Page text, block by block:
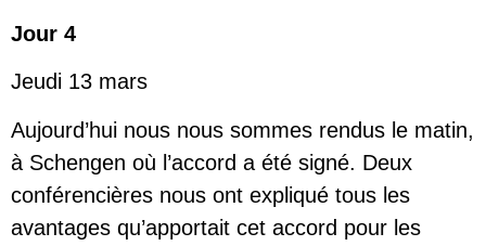
Jour 4
Jeudi 13 mars
Aujourd’hui nous nous sommes rendus le matin,
à Schengen où l’accord a été signé. Deux
conférencières nous ont expliqué tous les
avantages qu’apportait cet accord pour les